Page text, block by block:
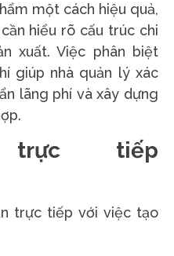
một cách hiệu quả,
hiểu rõ cấu trúc chi
xuất. Việc phân biệt
giúp nhà quản lý xác
lãng phí và xây dựng
tiếp
trực tiếp với việc tạo